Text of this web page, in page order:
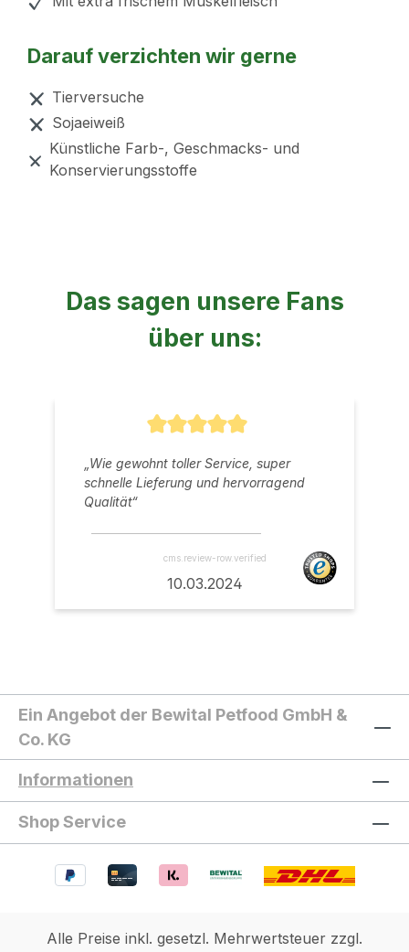
Darauf verzichten wir gerne
Tierversuche
Sojaeiweiß
Künstliche Farb-, Geschmacks- und
Konservierungsstoffe
Das sagen unsere Fans
über uns:
„Wie gewohnt toller Service, super
schnelle Lieferung und hervorragend
Qualität“
cms.review-row.verified
10.03.2024
Ein Angebot der Bewital Petfood GmbH &
Co. KG
Informationen
Shop Service
Alle Preise inkl. gesetzl. Mehrwertsteuer zzgl.